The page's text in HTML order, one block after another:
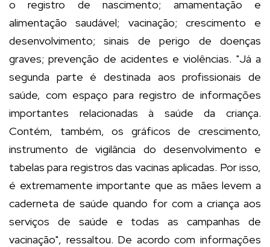
o registro de nascimento; amamentação e
alimentação saudável; vacinação; crescimento e
desenvolvimento; sinais de perigo de doenças
graves; prevenção de acidentes e violências. "Já a
segunda parte é destinada aos profissionais de
saúde, com espaço para registro de informações
importantes relacionadas à saúde da criança.
Contém, também, os gráficos de crescimento,
instrumento de vigilância do desenvolvimento e
tabelas para registros das vacinas aplicadas. Por isso,
é extremamente importante que as mães levem a
caderneta de saúde quando for com a criança aos
serviços de saúde e todas as campanhas de
vacinação", ressaltou. De acordo com informações